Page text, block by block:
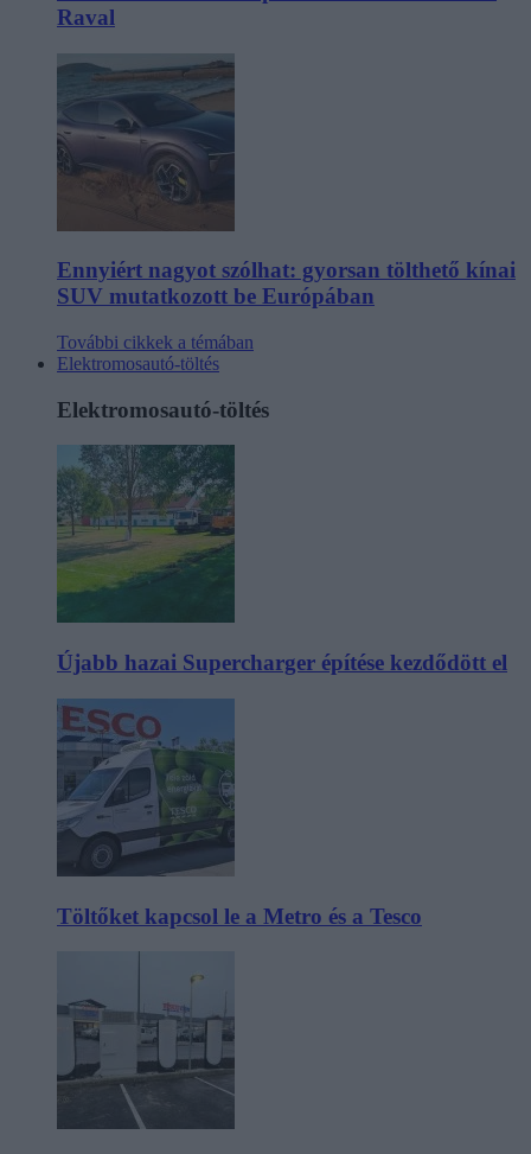
Raval
Ennyiért nagyot szólhat: gyorsan tölthető kínai
SUV mutatkozott be Európában
További cikkek a témában
Elektromosautó-töltés
Elektromosautó-töltés
Újabb hazai Supercharger építése kezdődött el
Töltőket kapcsol le a Metro és a Tesco